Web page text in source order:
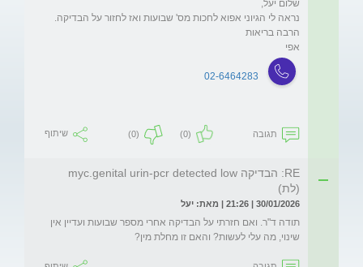
אפי
02-6464283
תגובה (0)
(0) שיתוף
RE: הבדיקה myc.genital urin-pcr detected low
(לת)
30/01/2026 | 21:26 | מאת: יעל
תודה ד"ר. ואם חזרתי על הבדיקה אחרי מספר שבועות ועדיין אין
שינוי, מה עלי לעשות? והאם זו מחלת מין?